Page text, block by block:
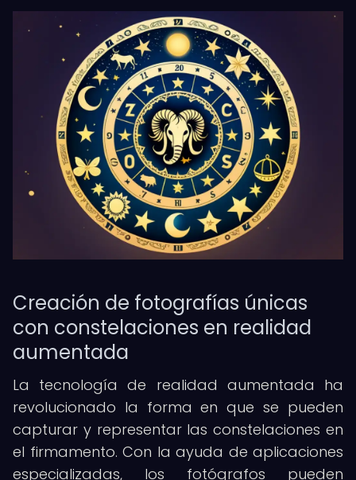
Creación de fotografías únicas
con constelaciones en realidad
aumentada
La tecnología de realidad aumentada ha
revolucionado la forma en que se pueden
capturar y representar las constelaciones en
el firmamento. Con la ayuda de aplicaciones
especializadas, los fotógrafos pueden